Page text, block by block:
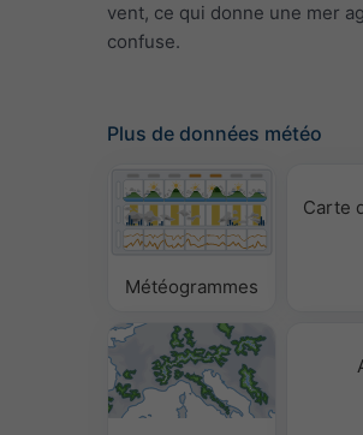
vent, ce qui donne une mer
confuse.
Plus de données météo
Météogrammes
Carte